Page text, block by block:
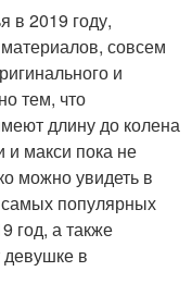
в 2019 году,
совсем
и
тем, что
длину до колена
макси пока не
можно увидеть в
популярных
год, а также
девушке в